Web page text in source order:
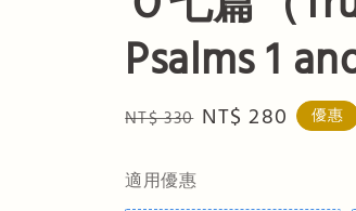
Psalms 1
Regular
NT$ 330 Sale
NT$ 280 優惠
適用優惠